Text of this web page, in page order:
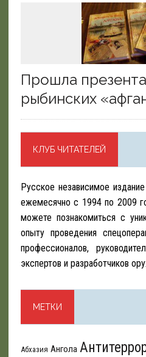
Прошла
рыбинских
КЛУБ ЧИТАТЕЛЕЙ
Русское независимое
ежемесячно с 1994 по 2009
можете познакомиться с
опыту проведения
профессионалов,
экспертов и разработчиков
МЕТКИ
Абхазия Ангола